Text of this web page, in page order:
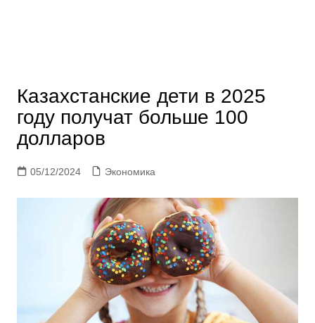
Казахстанские дети в 2025
году получат больше 100
долларов
05/12/2024 Экономика